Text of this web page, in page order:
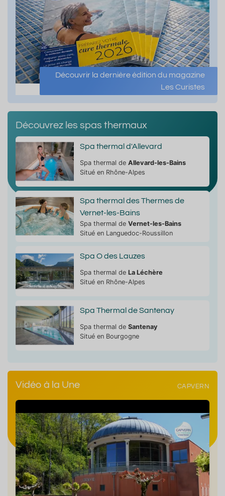
Découvrir la dernière édition du magazine
Les Curistes
Découvrez les spas thermaux
Spa thermal d'Allevard
Spa thermal de Allevard-les-Bains
Situé en Rhône-Alpes
Spa thermal des Thermes de
Vernet-les-Bains
Spa thermal de Vernet-les-Bains
Situé en Languedoc-Roussillon
Spa O des Lauzes
Spa thermal de La Léchère
Situé en Rhône-Alpes
Spa Thermal de Santenay
Spa thermal de Santenay
Situé en Bourgogne
Vidéo à la Une CAPVERN